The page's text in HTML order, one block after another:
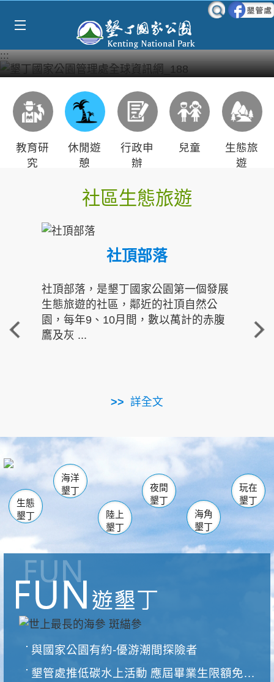
:::
教育研
究
休閒遊
憩
行政申
辦
兒童
生態旅
遊
社區生態旅遊
社頂部落
社頂部落，是墾丁國家公園第一個發展
生態旅遊的社區，鄰近的社頂自然公
園，每年9、10月間，數以萬計的赤腹
鷹及灰 ...
詳全文
重
走進
南仁湖
海生館
恆春 佳樂水
龍鑾潭自然中心 森林遊樂區
瓊麻館
關山 墾管處遊客中心
社頂公園 風吹沙
船帆石
白砂 龍磐公園
香蕉灣
砂島
鵝鑾鼻
生態
墾丁
海洋
墾丁
陸上
墾丁
夜間
墾丁
海角
墾丁
玩在
墾丁
與國家公園有約-優游潮間探險者
墾管處推低碳水上活動 應屆畢業生限額免費參加